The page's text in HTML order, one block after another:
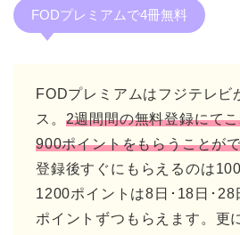
FODプレミアムで4冊無料
FODプレミアムはフジテレビ
ス。 2週間間の無料登録にて
900ポイントをもらうことが
登録後すぐにもらえるのは
1200ポイントは8日･18日･28
ポイントずつもらえます。更